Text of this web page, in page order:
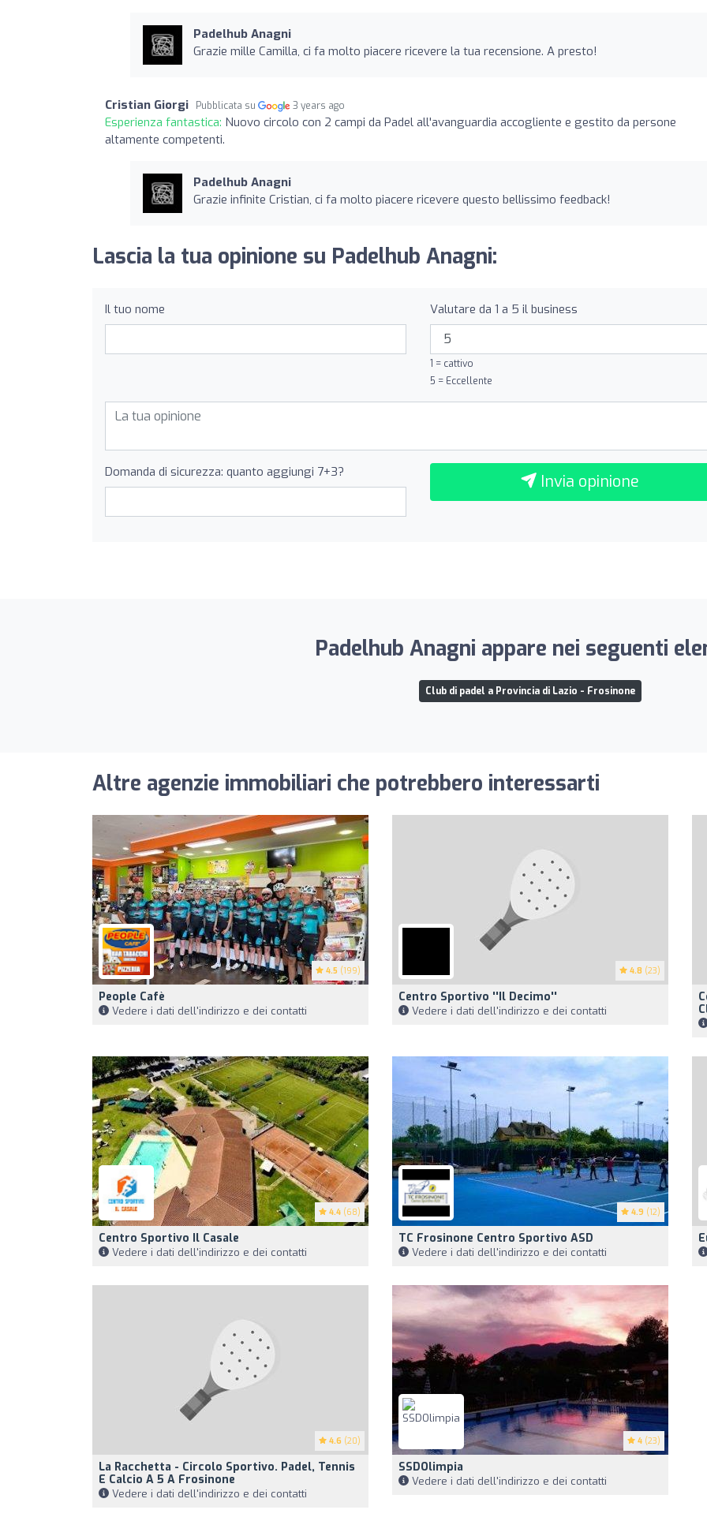
Padelhub Anagni
Grazie mille Camilla, ci fa molto piacere ricevere la tua recensione. A presto!
Cristian Giorgi Pubblicata su 3 years ago
Esperienza fantastica: Nuovo circolo con 2 campi da Padel all'avanguardia accogliente e gestito da persone
altamente competenti.
Padelhub Anagni
Grazie infinite Cristian, ci fa molto piacere ricevere questo bellissimo feedback!
Lascia la tua opinione su Padelhub Anagni:
Il tuo nome Valutare da 1 a 5 il business
1 = cattivo
5 = Eccellente
Domanda di sicurezza: quanto aggiungi 7+3? Invia opinione
Padelhub Anagni appare nei seguenti
Club di padel a Provincia di Lazio - Frosinone
Altre agenzie immobiliari che potrebbero interessarti
4.5 (199)
People Cafè
Vedere i dati dell'indirizzo e dei contatti
4.8 (23)
Centro Sportivo ''Il Decimo''
Vedere i dati dell'indirizzo e dei contatti
4.4 (68)
Centro Sportivo Il Casale
Vedere i dati dell'indirizzo e dei contatti
4.9 (12)
TC Frosinone Centro Sportivo ASD
Vedere i dati dell'indirizzo e dei contatti
4.6 (20)
La Racchetta - Circolo Sportivo. Padel, Tennis
E Calcio A 5 A Frosinone
Vedere i dati dell'indirizzo e dei contatti
4 (23)
SSDOlimpia
Vedere i dati dell'indirizzo e dei contatti